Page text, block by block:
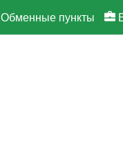
Обменные пункты